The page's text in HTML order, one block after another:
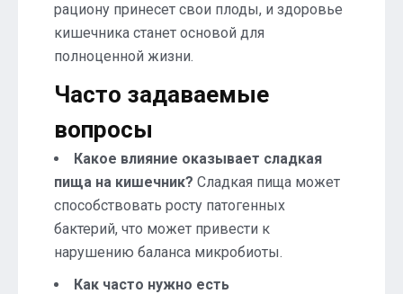
рациону принесет свои плоды, и здоровье
кишечника станет основой для
полноценной жизни.
Часто задаваемые
вопросы
Какое влияние оказывает сладкая
пища на кишечник? Сладкая пища может
способствовать росту патогенных
бактерий, что может привести к
нарушению баланса микробиоты.
Как часто нужно есть